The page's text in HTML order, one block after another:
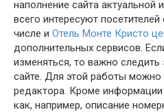
наполнение сайта
всего интересуют
числе и Отель Монте Кристо
дополнительных сервисов.
изменяться, то важно
сайте. Для этой работы можно
редактора. Кроме
как, например, описание